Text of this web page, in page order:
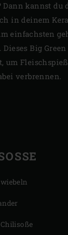
Dann kannst du
in deinem
einfachsten
. Dieses Big
um
verbrennen.